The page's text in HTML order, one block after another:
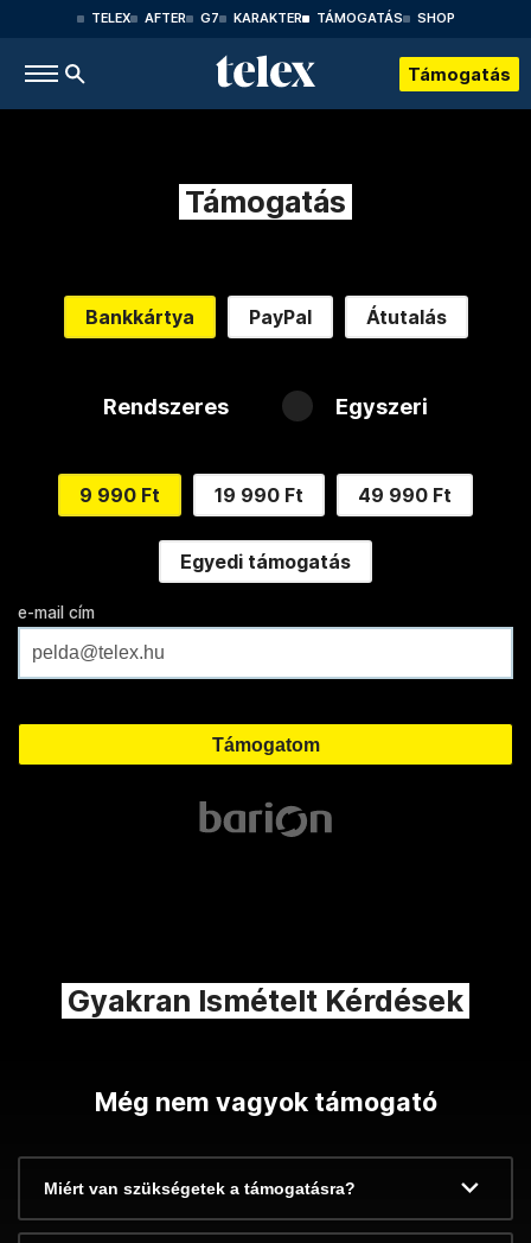
TELEX AFTER G7 KARAKTER TÁMOGATÁS SHOP
Támogatás
Támogatás
Bankkártya PayPal Átutalás
Rendszeres Egyszeri
9 990 Ft 19 990 Ft 49 990 Ft
Egyedi támogatás
e-mail cím
Gyakran Ismételt Kérdések
Még nem vagyok támogató
Miért van szükségetek a támogatásra?